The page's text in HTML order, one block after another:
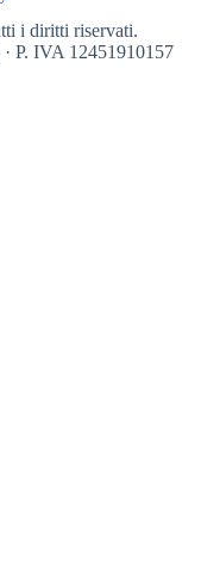
i diritti riservati.
P. IVA 12451910157